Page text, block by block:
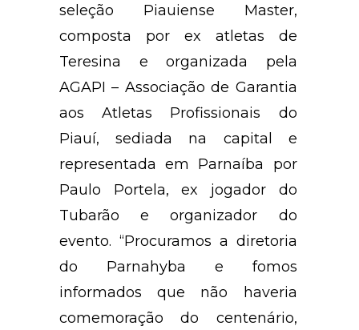
seleção Piauiense Master,
composta por ex atletas de
Teresina e organizada pela
AGAPI – Associação de Garantia
aos Atletas Profissionais do
Piauí, sediada na capital e
representada em Parnaíba por
Paulo Portela, ex jogador do
Tubarão e organizador do
evento. “Procuramos a diretoria
do Parnahyba e fomos
informados que não haveria
comemoração do centenário,